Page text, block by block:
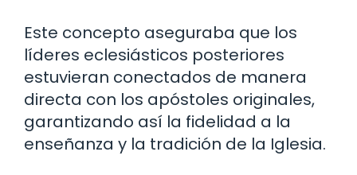
Este concepto aseguraba que los
líderes eclesiásticos posteriores
estuvieran conectados de manera
directa con los apóstoles originales,
garantizando así la fidelidad a la
enseñanza y la tradición de la Iglesia.